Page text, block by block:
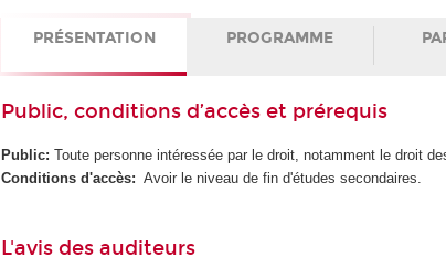
PRÉSENTATION PROGRAMME
Public, conditions d’accès et prérequis
Public: Toute personne intéressée par le droit, notamment le droit
Conditions d'accès: Avoir le niveau de fin d'études secondaires.
L'avis des auditeurs